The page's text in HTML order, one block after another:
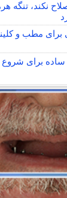
نکند، تنگه
مطب و
ساده برای شروع